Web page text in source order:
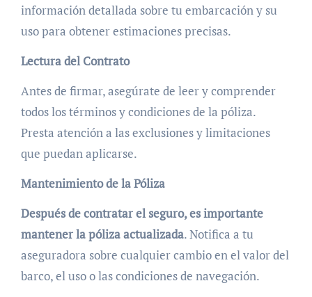
información detallada sobre tu embarcación y su
uso para obtener estimaciones precisas.
Lectura del Contrato
Antes de firmar, asegúrate de leer y comprender
todos los términos y condiciones de la póliza.
Presta atención a las exclusiones y limitaciones
que puedan aplicarse.
Mantenimiento de la Póliza
Después de contratar el seguro, es importante
mantener la póliza actualizada. Notifica a tu
aseguradora sobre cualquier cambio en el valor del
barco, el uso o las condiciones de navegación.